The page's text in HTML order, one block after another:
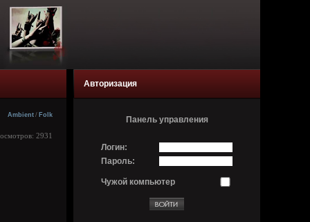
Ambient / Folk
2931
Авторизация
Панель управления
Логин:
Пароль:
Чужой компьютер